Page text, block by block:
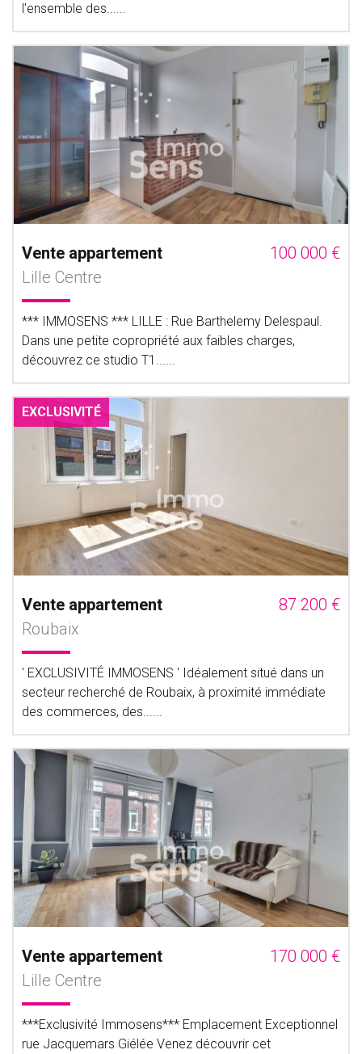
l'ensemble des......
Vente appartement
100 000 €
Lille Centre
*** IMMOSENS *** LILLE : Rue Barthelemy Delespaul.
Dans une petite copropriété aux faibles charges,
découvrez ce studio T1......
EXCLUSIVITÉ
Vente appartement
87 200 €
Roubaix
' EXCLUSIVITÉ IMMOSENS ' Idéalement situé dans un
secteur recherché de Roubaix, à proximité immédiate
des commerces, des......
Vente appartement
170 000 €
Lille Centre
***Exclusivité Immosens*** Emplacement Exceptionnel
rue Jacquemars Giélée Venez découvrir cet